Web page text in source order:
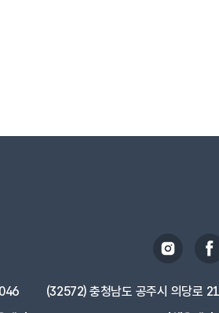
(32572) 충청남도 공주시 의당로